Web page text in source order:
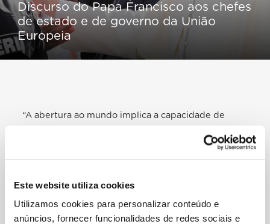
Este website utiliza cookies
Utilizamos cookies para personalizar conteúdo e
anúncios, fornecer funcionalidades de redes sociais e
Discurso do Papa Francisco aos chefes
de estado e de governo da União
Europeia
“A abertura ao mundo implica a capacidade de
níveis, desde o diálogo entre os Estados membros
costas da União. Não se pode limitar a gerir a grave
crise migratória destes anos como se fosse apenas
um problema numérico, económico ou de